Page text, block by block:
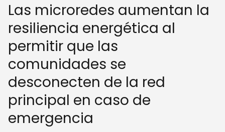
Las microredes aumentan la
resiliencia energética al
permitir que las
comunidades se
desconecten de la red
principal en caso de
emergencia